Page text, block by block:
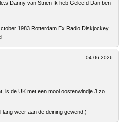
Danny van Strien Ik heb Geleefd Dan ben
1983 Rotterdam Ex Radio Diskjockey
04-06-2026
is de UK met een mooi oostenwindje 3 zo
weer aan de deining gewend.)